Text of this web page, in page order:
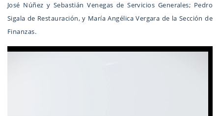
José Núñez y Sebastián Venegas de Servicios Generales; Pedro
Sigala de Restauración, y María Angélica Vergara de la Sección de
Finanzas.